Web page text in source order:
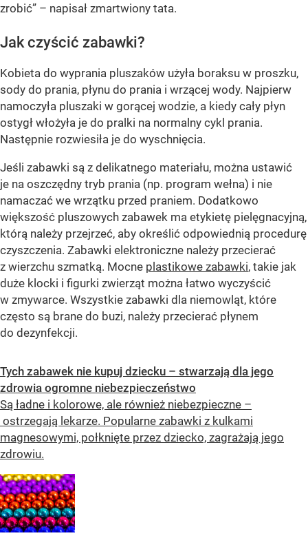
zrobić” – napisał zmartwiony tata.
Jak czyścić zabawki?
Kobieta do wyprania pluszaków użyła boraksu w proszku,
sody do prania, płynu do prania i wrzącej wody. Najpierw
namoczyła pluszaki w gorącej wodzie, a kiedy cały płyn
ostygł włożyła je do pralki na normalny cykl prania.
Następnie rozwiesiła je do wyschnięcia.
Jeśli zabawki są z delikatnego materiału, można ustawić
je na oszczędny tryb prania (np. program wełna) i nie
namaczać we wrzątku przed praniem. Dodatkowo
większość pluszowych zabawek ma etykietę pielęgnacyjną,
którą należy przejrzeć, aby określić odpowiednią procedurę
czyszczenia. Zabawki elektroniczne należy przecierać
z wierzchu szmatką. Mocne plastikowe zabawki, takie jak
duże klocki i figurki zwierząt można łatwo wyczyścić
w zmywarce. Wszystkie zabawki dla niemowląt, które
często są brane do buzi, należy przecierać płynem
do dezynfekcji.
Tych zabawek nie kupuj dziecku – stwarzają dla jego
zdrowia ogromne niebezpieczeństwo
Są ładne i kolorowe, ale również niebezpieczne –
ostrzegają lekarze. Popularne zabawki z kulkami
magnesowymi, połknięte przez dziecko, zagrażają jego
zdrowiu.